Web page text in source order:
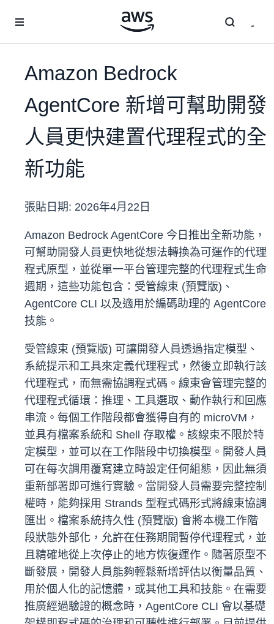
Amazon Bedrock
AgentCore 新增可幫助開發
人員更快建置代理程式的全
新功能
張貼日期: 2026年4月22日
Amazon Bedrock AgentCore 今日推出全新功能，
可幫助開發人員更快地從想法轉換為可運作的代理
程式原型，並從單一平台管理完整的代理程式生命
週期，這些功能包含：受管線束 (預覽版)、
AgentCore CLI 以及適用於編碼助理的 AgentCore
技能。
受管線束 (預覽版) 可讓開發人員透過指定模型、
系統提示和工具來定義代理程式，然後立即執行該
代理程式，而無需協調程式碼。線束會管理完整的
代理程式循環：推理、工具選取、動作執行和回應
串流。每個工作階段都會獲得自有的 microVM，
並具有檔案系統和 Shell 存取權。該線束不限於特
定模型，並可以在工作階段中切換模型。開發人員
可在每次調用覆寫建立時設定任何組態，因此無須
重新部署即可進行實驗。當開發人員需要完整控制
權時，能夠採用 Strands 型程式碼形式將線束協調
匯出。檔案系統持久性 (預覽版) 會將本機工作階
段狀態外部化，允許在任務期間暫停代理程式，並
且精確地從上次停止的地方恢復運作。隨著原型不
斷發展，開發人員能夠輕鬆新增評估以衡量品質、
用於個人化的記憶體，或其他工具和技能。在需要
推廣經過驗證的概念時，AgentCore CLI 會以基礎